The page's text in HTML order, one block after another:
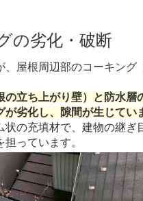
の劣化・破断
、屋根周辺部のコーキング
の立ち上がり壁）と防水層
劣化し、隙間が生じてい
状の充填材で、建物の継ぎ
っています。